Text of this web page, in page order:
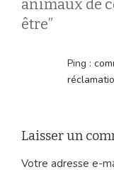
animaux de
être”
Ping :
Laisser un
Votre adresse e-